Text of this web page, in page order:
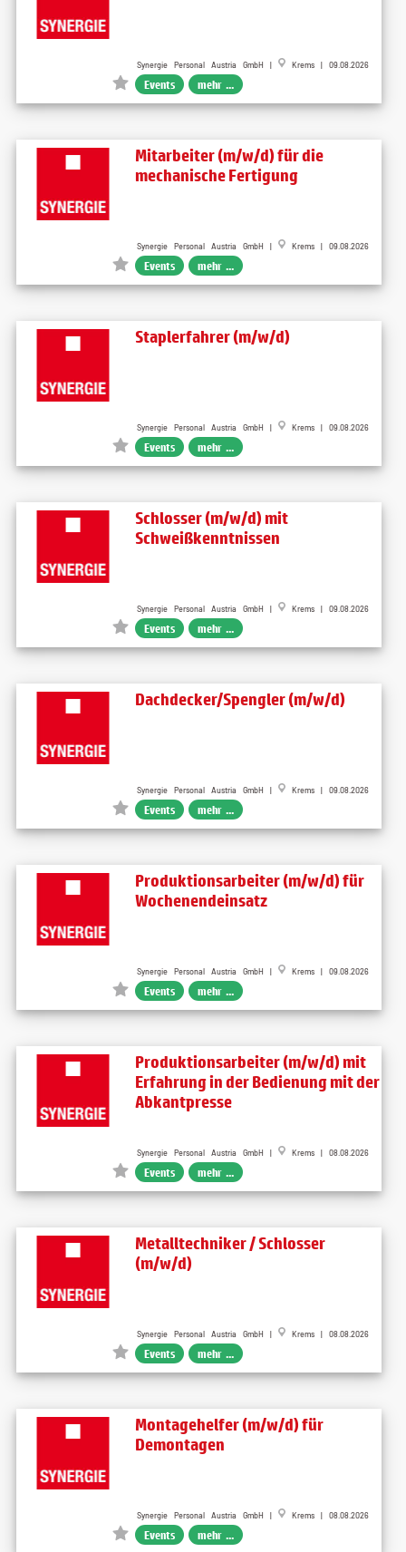
Synergie Personal Austria GmbH | Krems | 09.08.2026
Events mehr ...
Mitarbeiter (m/w/d) für die
mechanische Fertigung
Synergie Personal Austria GmbH | Krems | 09.08.2026
Events mehr ...
Staplerfahrer (m/w/d)
Synergie Personal Austria GmbH | Krems | 09.08.2026
Events mehr ...
Schlosser (m/w/d) mit
Schweißkenntnissen
Synergie Personal Austria GmbH | Krems | 09.08.2026
Events mehr ...
Dachdecker/Spengler (m/w/d)
Synergie Personal Austria GmbH | Krems | 09.08.2026
Events mehr ...
Produktionsarbeiter (m/w/d) für
Wochenendeinsatz
Synergie Personal Austria GmbH | Krems | 09.08.2026
Events mehr ...
Produktionsarbeiter (m/w/d) mit
Erfahrung in der Bedienung mit der
Abkantpresse
Synergie Personal Austria GmbH | Krems | 08.08.2026
Events mehr ...
Metalltechniker / Schlosser
(m/w/d)
Synergie Personal Austria GmbH | Krems | 08.08.2026
Events mehr ...
Montagehelfer (m/w/d) für
Demontagen
Synergie Personal Austria GmbH | Krems | 08.08.2026
Events mehr ...